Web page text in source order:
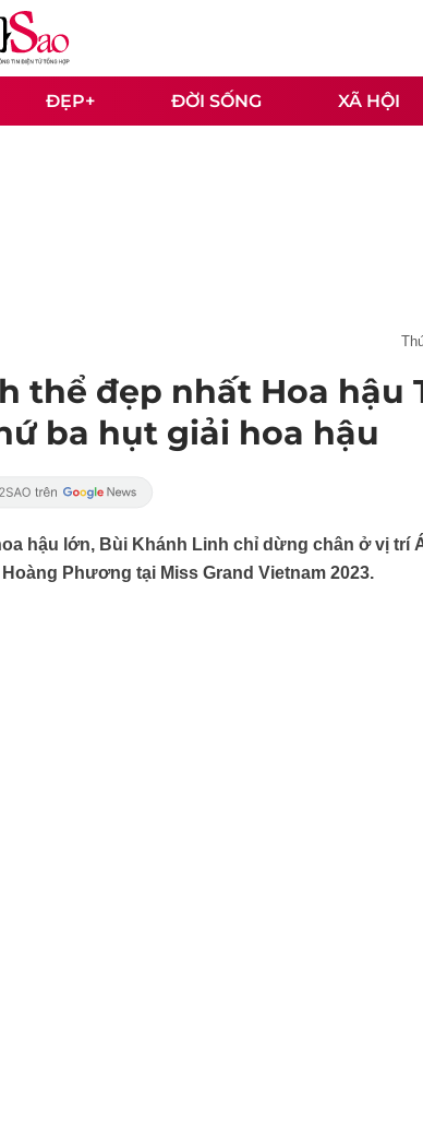
ĐẸP+ ĐỜI SỐNG XÃ HỘI
thể đẹp nhất Hoa hậu
ba hụt giải hoa hậu
hậu lớn, Bùi Khánh Linh chỉ dừng chân ở vị trí
Phương tại Miss Grand Vietnam 2023.